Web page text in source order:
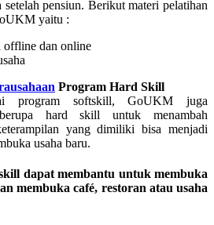
pensiun. Berikut materi pelatihan
yaitu :
offline dan online
Program Hard Skill
program softskill, GoUKM juga
hard skill untuk menambah
yang dimiliki bisa menjadi
usaha baru.
dapat membantu untuk membuka
membuka café, restoran atau usaha